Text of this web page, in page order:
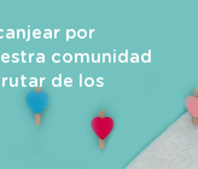
por
comunidad
de los